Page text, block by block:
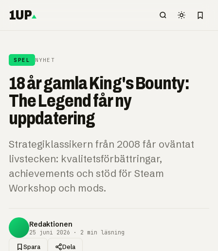
1UP
SPEL NYHET
18 år gamla King's Bounty:
The Legend får ny
uppdatering
Strategiklassikern från 2008 får oväntat
livstecken: kvalitetsförbättringar,
achievements och stöd för Steam
Workshop och mods.
Redaktionen
25 juni 2026 · 2 min läsning
Spara Dela